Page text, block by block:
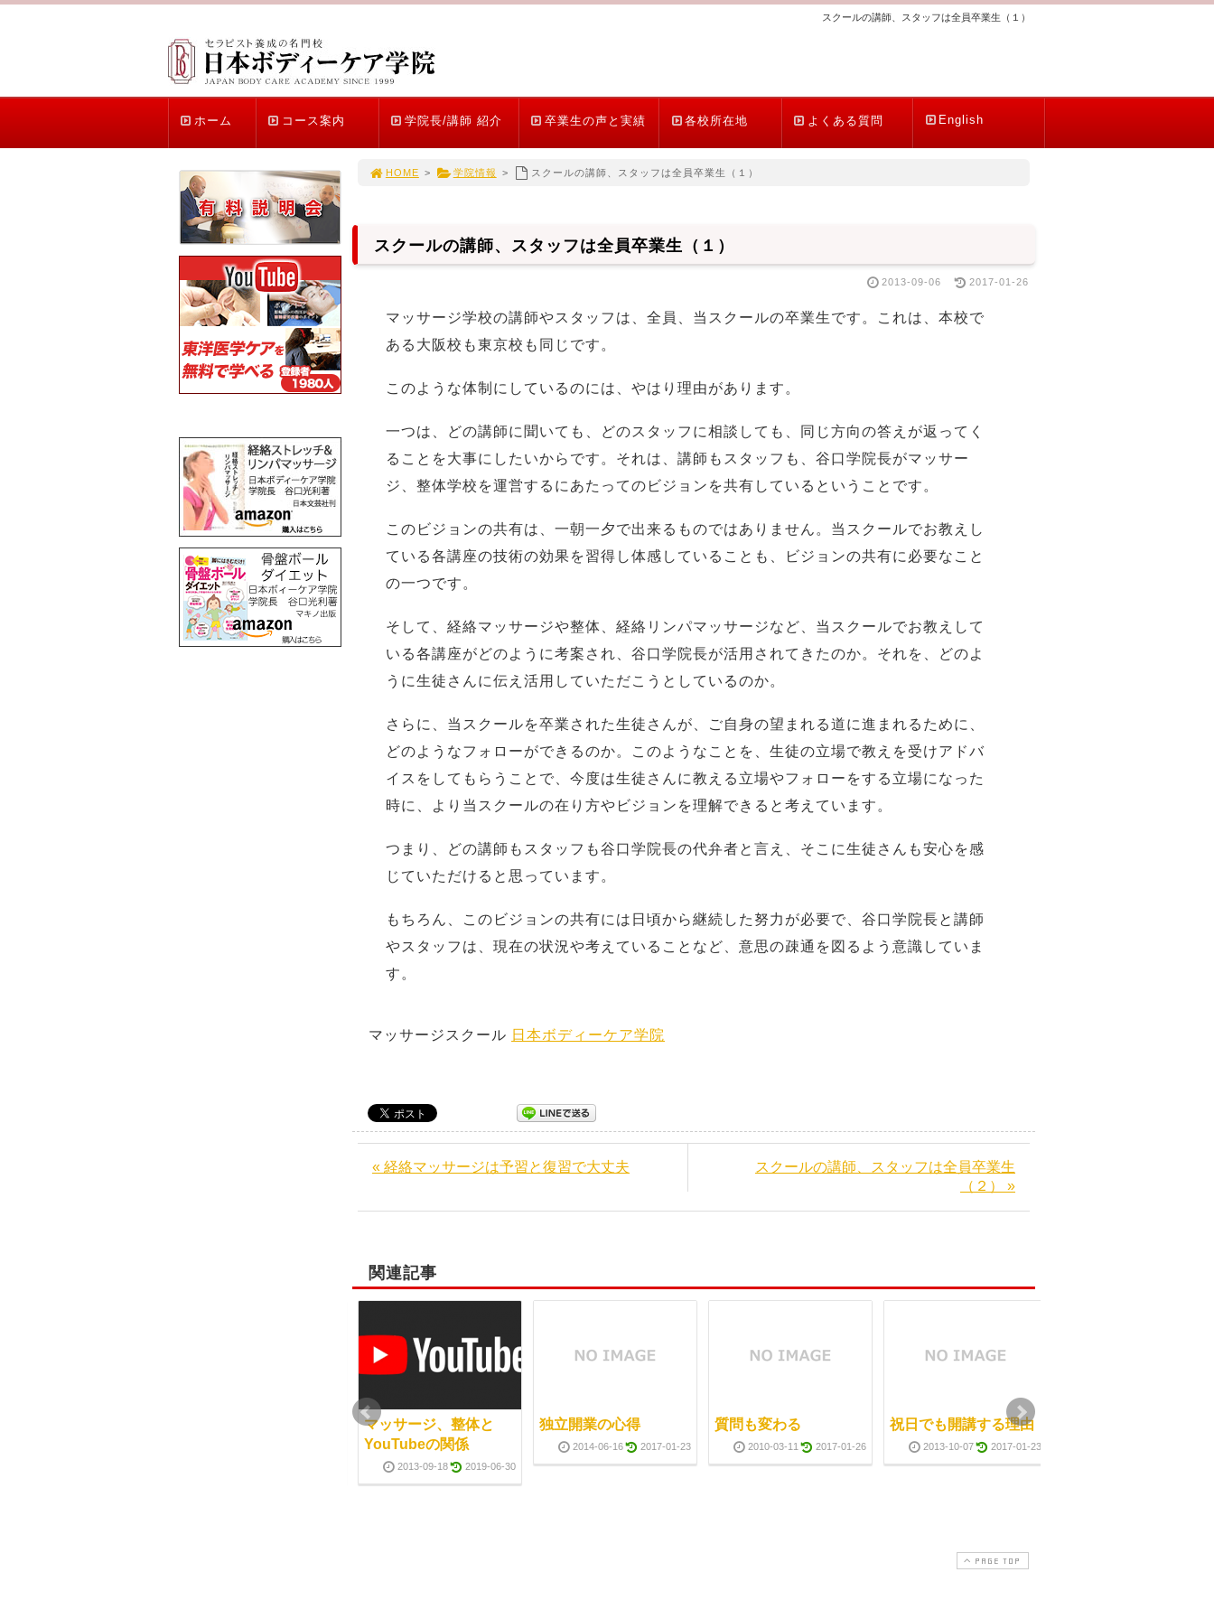
スクールの講師、スタッフは全員卒業生（１）
ホーム コース案内 学院長/講師 紹介 卒業生の声と実績 各校所在地 よくある質問 English
HOME > 学院情報 > スクールの講師、スタッフは全員卒業生（１）
スクールの講師、スタッフは全員卒業生（１）
2013-09-06 2017-01-26
マッサージ学校の講師やスタッフは、全員、当スクールの卒業生です。これは、本校で
ある大阪校も東京校も同じです。
このような体制にしているのには、やはり理由があります。
一つは、どの講師に聞いても、どのスタッフに相談しても、同じ方向の答えが返ってく
ることを大事にしたいからです。それは、講師もスタッフも、谷口学院長がマッサー
ジ、整体学校を運営するにあたってのビジョンを共有しているということです。
このビジョンの共有は、一朝一夕で出来るものではありません。当スクールでお教えし
ている各講座の技術の効果を習得し体感していることも、ビジョンの共有に必要なこと
の一つです。
そして、経絡マッサージや整体、経絡リンパマッサージなど、当スクールでお教えして
いる各講座がどのように考案され、谷口学院長が活用されてきたのか。それを、どのよ
うに生徒さんに伝え活用していただこうとしているのか。
さらに、当スクールを卒業された生徒さんが、ご自身の望まれる道に進まれるために、
どのようなフォローができるのか。このようなことを、生徒の立場で教えを受けアドバ
イスをしてもらうことで、今度は生徒さんに教える立場やフォローをする立場になった
時に、より当スクールの在り方やビジョンを理解できると考えています。
つまり、どの講師もスタッフも谷口学院長の代弁者と言え、そこに生徒さんも安心を感
じていただけると思っています。
もちろん、このビジョンの共有には日頃から継続した努力が必要で、谷口学院長と講師
やスタッフは、現在の状況や考えていることなど、意思の疎通を図るよう意識していま
す。
マッサージスクール 日本ボディーケア学院
« 経絡マッサージは予習と復習で大丈夫
スクールの講師、スタッフは全員卒業生
（２） »
関連記事
マッサージ、整体と
YouTubeの関係
2013-09-18 2019-06-30
独立開業の心得
2014-06-16 2017-01-23
質問も変わる
2010-03-11 2017-01-26
祝日でも開講する理由
2013-10-07 2017-01-23
PAGE TOP